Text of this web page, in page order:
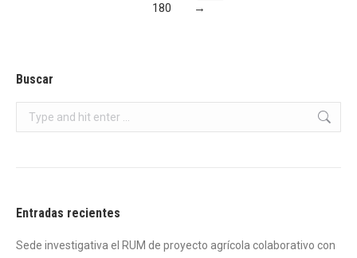
180
→
Buscar
Search:
Entradas recientes
Sede investigativa el RUM de proyecto agrícola colaborativo con